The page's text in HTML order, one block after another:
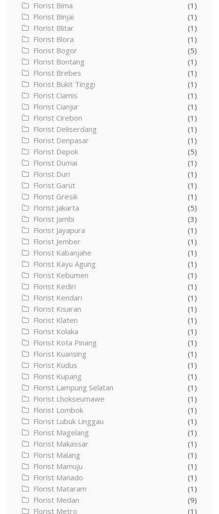
Florist Bima
(1)
Florist Binjai
(1)
Florist Blitar
(1)
Florist Blora
(1)
Florist Bogor
(5)
Florist Bontang
(1)
Florist Brebes
(1)
Florist Bukit Tinggi
(1)
Florist Ciamis
(1)
Florist Cianjur
(1)
Florist Cirebon
(1)
Florist Deliserdang
(1)
Florist Denpasar
(1)
Florist Depok
(5)
Florist Dumai
(1)
Florist Duri
(1)
Florist Garut
(1)
Florist Gresik
(1)
Florist Jakarta
(5)
Florist Jambi
(3)
Florist Jayapura
(1)
Florist Jember
(1)
Florist Kabanjahe
(1)
Florist Kayu Agung
(1)
Florist Kebumen
(1)
Florist Kediri
(1)
Florist Kendari
(1)
Florist Kisaran
(1)
Florist Klaten
(1)
Florist Kolaka
(1)
Florist Kota Pinang
(1)
Florist Kuansing
(1)
Florist Kudus
(1)
Florist Kupang
(1)
Florist Lampung Selatan
(1)
Florist Lhokseumawe
(1)
Florist Lombok
(1)
Florist Lubuk Linggau
(1)
Florist Magelang
(1)
Florist Makassar
(1)
Florist Malang
(1)
Florist Mamuju
(1)
Florist Manado
(1)
Florist Mataram
(1)
Florist Medan
(9)
Florist Metro
(1)